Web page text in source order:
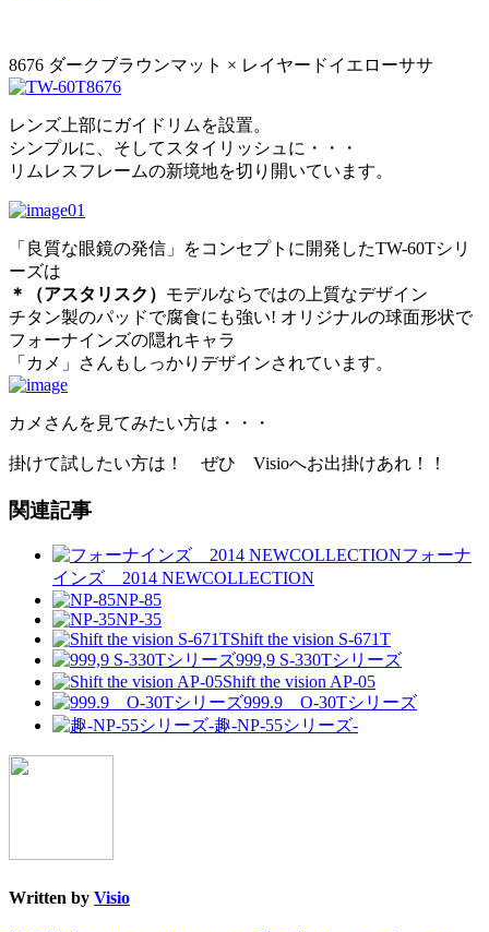
8676 ダークブラウンマット × レイヤードイエローササ
レンズ上部にガイドリムを設置。
シンプルに、そしてスタイリッシュに・・・
リムレスフレームの新境地を切り開いています。
「良質な眼鏡の発信」をコンセプトに開発したTW-60Tシリ
ーズは
＊（アスタリスク） モデルならではの上質なデザイン
チタン製のパッドで腐食にも強い! オリジナルの球面形状で
フォーナインズの隠れキャラ
「カメ」さんもしっかりデザインされています。
カメさんを見てみたい方は・・・
掛けて試したい方は！ ぜひ Visioへお出掛けあれ！！
関連記事
フォーナ
インズ 2014 NEWCOLLECTION
NP-85
NP-35
Shift the vision S-671T
999,9 S-330Tシリーズ
Shift the vision AP-05
999.9 O-30Tシリーズ
趣-NP-55シリーズ-
Written by Visio